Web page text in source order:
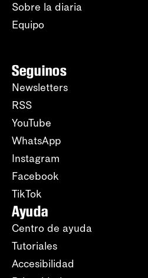
Sobre la diaria
Equipo
Seguinos
Newsletters
RSS
YouTube
WhatsApp
Instagram
Facebook
TikTok
Ayuda
Centro de ayuda
Tutoriales
Accesibilidad